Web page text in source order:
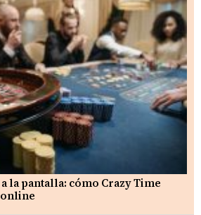
la pantalla: cómo Crazy Time
online